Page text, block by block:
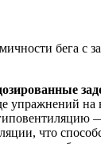
бега с
упражнений на
что